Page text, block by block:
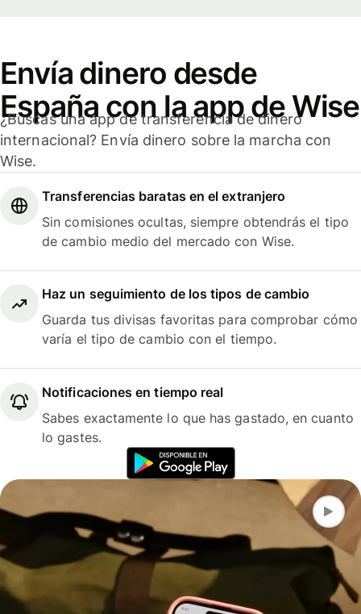
Envía dinero desde
España con la app de Wise
¿Buscas una app de transferencia de dinero
internacional? Envía dinero sobre la marcha con
Wise.
Transferencias baratas en el extranjero
Sin comisiones ocultas, siempre obtendrás el tipo
de cambio medio del mercado con Wise.
Haz un seguimiento de los tipos de cambio
Guarda tus divisas favoritas para comprobar cómo
varía el tipo de cambio con el tiempo.
Notificaciones en tiempo real
Sabes exactamente lo que has gastado, en cuanto
lo gastes.